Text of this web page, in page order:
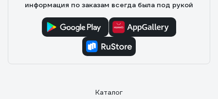
информация по заказам всегда была под рукой
Каталог